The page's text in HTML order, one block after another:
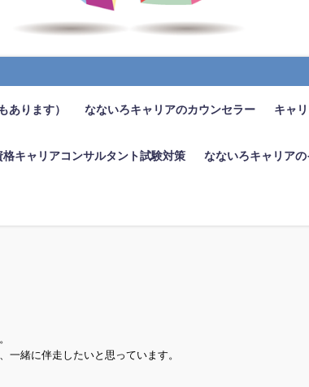
あります） なないろキャリアのカウンセラー キャ
格キャリアコンサルタント試験対策 なないろキャリア
一緒に伴走したいと思っています。